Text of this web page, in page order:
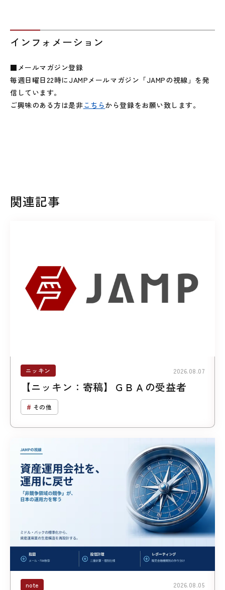
インフォメーション
■メールマガジン登録
毎週日曜日22時にJAMPメールマガジン「JAMPの視線」を発
信しています。
ご興味のある方は是非こちらから登録をお願い致します。
関連記事
ニッキン 2026.08.07
【ニッキン：寄稿】ＧＢＡの受益者
その他
note 2026.08.05